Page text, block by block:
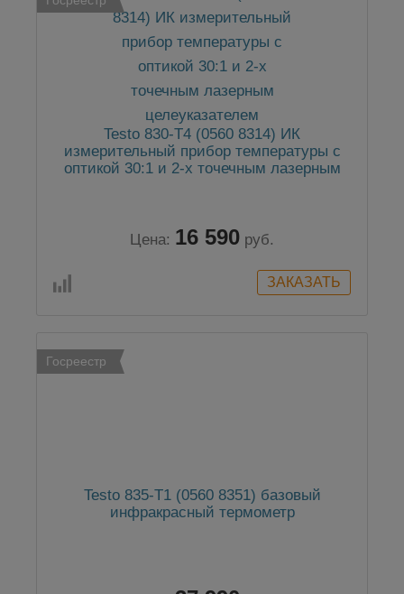
Testo 830-T4 (0560 8314) ИК
измерительный прибор температуры с
оптикой 30:1 и 2-х точечным лазерным
Цена: 16 590 руб.
Госреестр
Testo 835-T1 (0560 8351) базовый
инфракрасный термометр